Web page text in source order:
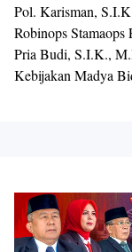
Pol. Karisman,
Robinops
Pria Budi, S.I.K.,
Kebijakan Madya